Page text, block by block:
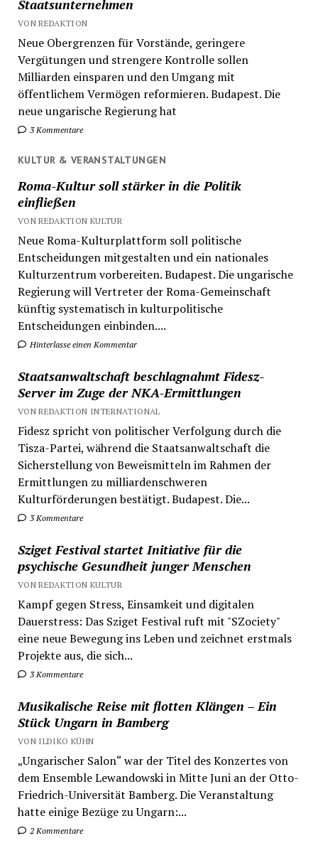
Staatsunternehmen
VON REDAKTION
Neue Obergrenzen für Vorstände, geringere
Vergütungen und strengere Kontrolle sollen
Milliarden einsparen und den Umgang mit
öffentlichem Vermögen reformieren. Budapest. Die
neue ungarische Regierung hat
3 Kommentare
KULTUR & VERANSTALTUNGEN
Roma-Kultur soll stärker in die Politik
einfließen
VON REDAKTION KULTUR
Neue Roma-Kulturplattform soll politische
Entscheidungen mitgestalten und ein nationales
Kulturzentrum vorbereiten. Budapest. Die ungarische
Regierung will Vertreter der Roma-Gemeinschaft
künftig systematisch in kulturpolitische
Entscheidungen einbinden....
Hinterlasse einen Kommentar
Staatsanwaltschaft beschlagnahmt Fidesz-
Server im Zuge der NKA-Ermittlungen
VON REDAKTION INTERNATIONAL
Fidesz spricht von politischer Verfolgung durch die
Tisza-Partei, während die Staatsanwaltschaft die
Sicherstellung von Beweismitteln im Rahmen der
Ermittlungen zu milliardenschweren
Kulturförderungen bestätigt. Budapest. Die...
3 Kommentare
Sziget Festival startet Initiative für die
psychische Gesundheit junger Menschen
VON REDAKTION KULTUR
Kampf gegen Stress, Einsamkeit und digitalen
Dauerstress: Das Sziget Festival ruft mit "SZociety"
eine neue Bewegung ins Leben und zeichnet erstmals
Projekte aus, die sich...
3 Kommentare
Musikalische Reise mit flotten Klängen – Ein
Stück Ungarn in Bamberg
VON ILDIKO KÜHN
„Ungarischer Salon“ war der Titel des Konzertes von
dem Ensemble Lewandowski in Mitte Juni an der Otto-
Friedrich-Universität Bamberg. Die Veranstaltung
hatte einige Bezüge zu Ungarn:...
2 Kommentare